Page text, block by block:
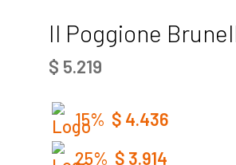
Il Poggione
$ 5.219
15% $ 4.436
25% $ 3.914